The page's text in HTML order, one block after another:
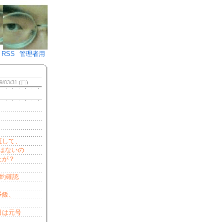
♪)÷2
RSS 管理者用
03/31 (日)
て、
ないの
？
確認
、
元号